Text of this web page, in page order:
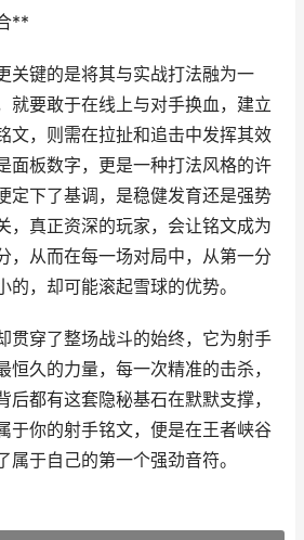
**
关键的是将其与实战打法融为一
就要敢于在线上与对手换血，建立
文，则需在拉扯和追击中发挥其效
面板数字，更是一种打法风格的许
定下了基调，是稳健发育还是强势
，真正资深的玩家，会让铭文成为
，从而在每一场对局中，从第一分
的，却可能滚起雪球的优势。
贯穿了整场战斗的始终，它为射手
恒久的力量，每一次精准的击杀，
后都有这套隐秘基石在默默支撑，
于你的射手铭文，便是在王者峡谷
属于自己的第一个强劲音符。